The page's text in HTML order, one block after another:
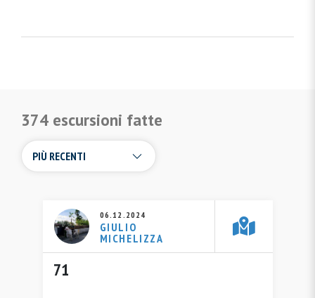
374 escursioni fatte
06.12.2024
GIULIO
MICHELIZZA
71